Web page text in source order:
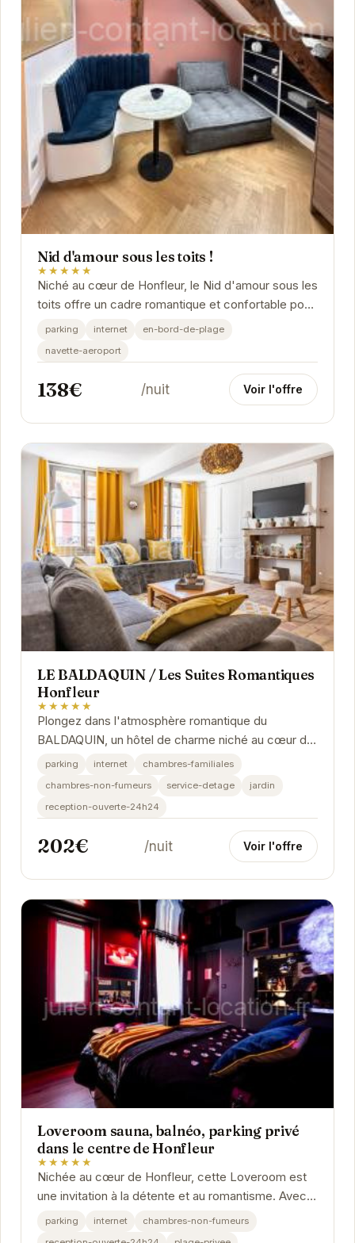
Nid d'amour sous les toits !
★★★★★
Niché au cœur de Honfleur, le Nid d'amour sous les
toits offre un cadre romantique et confortable pour
un séjour inoubliable. Ses équipements...
parking internet
en-bord-de-plage
navette-aeroport
138€ /nuit Voir l'offre
LE BALDAQUIN / Les Suites Romantiques
Honfleur
★★★★★
Plongez dans l'atmosphère romantique du
BALDAQUIN, un hôtel de charme niché au cœur de
Honfleur. Chaque suite est soigneusement
parking internet
chambres-familiales
chambres-non-fumeurs
service-detage
jardin
reception-ouverte-24h24
202€ /nuit Voir l'offre
Loveroom sauna, balnéo, parking privé
dans le centre de Honfleur
★★★★★
Nichée au cœur de Honfleur, cette Loveroom est
une invitation à la détente et au romantisme. Avec
son sauna et son balnéo privatifs, vous...
parking internet
chambres-non-fumeurs